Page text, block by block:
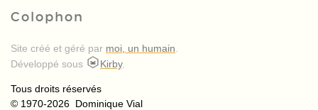
Colophon
Site créé et géré par moi, un humain
Développé sous
Kirby.
Tous droits réservés
© 1970-2026 Dominique Vial